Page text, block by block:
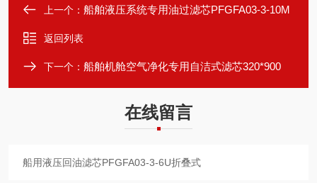
上一个： 船舶液压系统专用油过滤芯PFGFA03-3-10M
返回列表
下一个： 船舶机舱空气净化专用自洁式滤芯320*900
在线留言